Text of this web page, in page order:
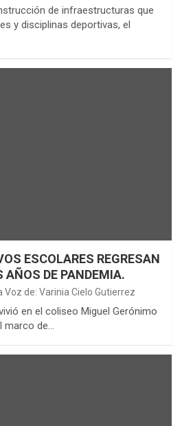
de infraestructuras que
y disciplinas deportivas, el
ESCOLARES REGRESAN
AÑOS DE PANDEMIA.
Voz de: Varinia Cielo Gutierrez
en el coliseo Miguel Gerónimo
marco de…